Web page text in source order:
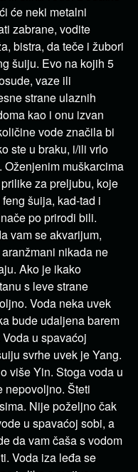
će neki metalni
zabrane, vodite
bistra, da teče i žubori
šuiju. Evo na kojih 5
vaze ili
strane ulaznih
kao i onu izvan
vode značila bi
ste u braku, i/ili vrlo
Oženjenim muškarcima
za preljubu, koje
šuija, kad-tad i
po prirodi bili.
vam se akvarijum,
nikada ne
Ako je ikako
s leve strane
Voda neka uvek
bude udaljena barem
u spavaćoj
svrhe uvek je Yang.
više Yin. Stoga voda u
nepovoljno. Šteti
Nije poželjno čak
u spavaćoj sobi, a
da vam čaša s vodom
Voda iza leđa se